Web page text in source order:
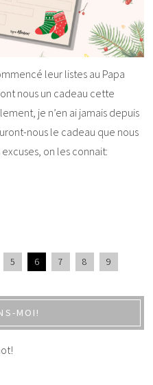
leur listes au Papa
nous un cadeau cette
je n’en ai jamais depuis
nous le cadeau que nous
on les connait:
5 6 7 8
9
MOI!